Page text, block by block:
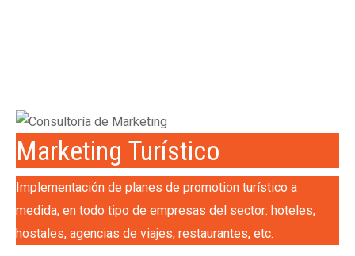
Marketing Turístico
Implementación de planes de promotion turístico a
medida, en todo tipo de empresas del sector: hoteles,
hostales, agencias de viajes, restaurantes, etc.